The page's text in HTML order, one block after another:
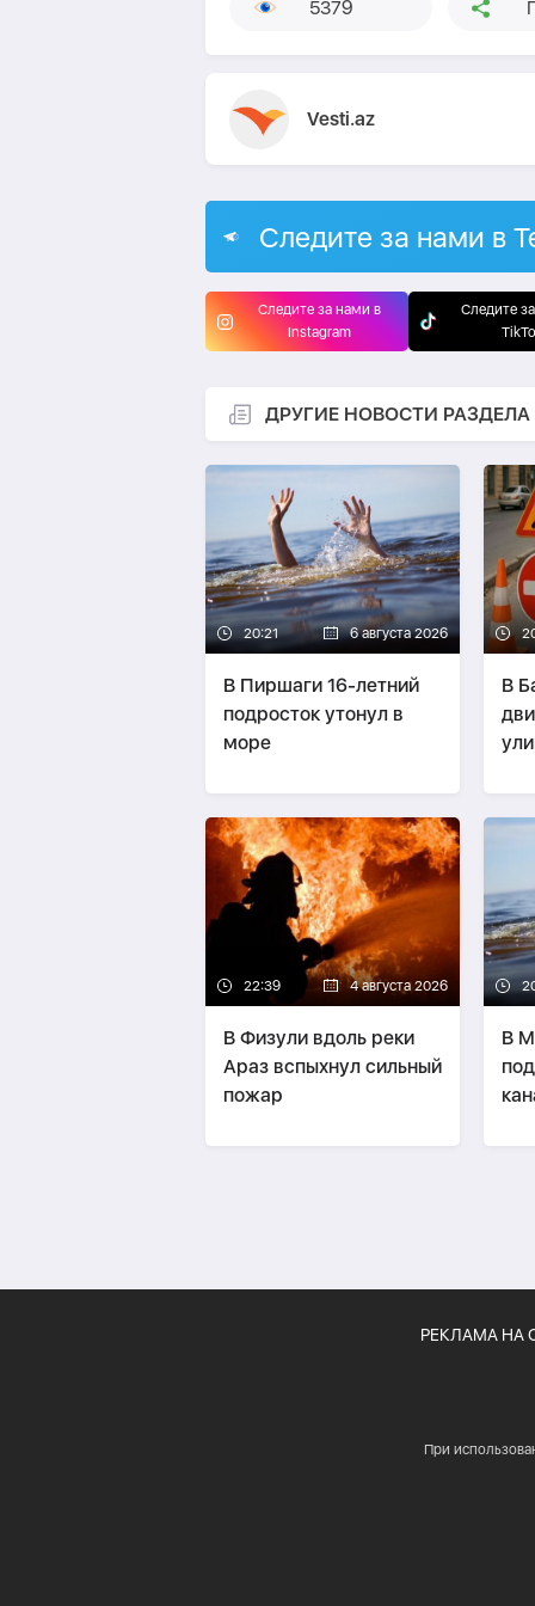
5379
Vesti.az
Следите за нами в
Следите за нами в
Instagram
Следите
ДРУГИЕ НОВОСТИ РАЗДЕЛА
20:21 6 августа 2026
В Пиршаги 16-летний
подросток утонул в
море
В
22:39 4 августа 2026
В Физули вдоль реки
Араз вспыхнул сильный
пожар
В
РЕКЛАМА НА
При